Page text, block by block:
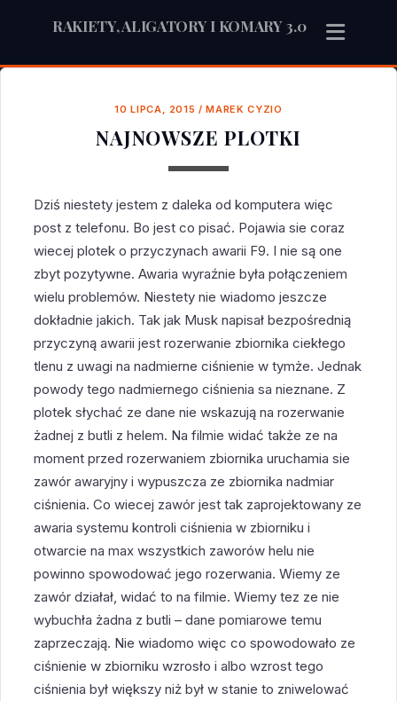
RAKIETY, ALIGATORY I KOMARY 3.0
10 LIPCA, 2015 /MAREK CYZIO
NAJNOWSZE PLOTKI
Dziś niestety jestem z daleka od komputera więc
post z telefonu. Bo jest co pisać. Pojawia sie coraz
wiecej plotek o przyczynach awarii F9. I nie są one
zbyt pozytywne. Awaria wyraźnie była połączeniem
wielu problemów. Niestety nie wiadomo jeszcze
dokładnie jakich. Tak jak Musk napisał bezpośrednią
przyczyną awarii jest rozerwanie zbiornika ciekłego
tlenu z uwagi na nadmierne ciśnienie w tymże. Jednak
powody tego nadmiernego ciśnienia sa nieznane. Z
plotek słychać ze dane nie wskazują na rozerwanie
żadnej z butli z helem. Na filmie widać także ze na
moment przed rozerwaniem zbiornika uruchamia sie
zawór awaryjny i wypuszcza ze zbiornika nadmiar
ciśnienia. Co wiecej zawór jest tak zaprojektowany ze
awaria systemu kontroli ciśnienia w zbiorniku i
otwarcie na max wszystkich zaworów helu nie
powinno spowodować jego rozerwania. Wiemy ze
zawór działał, widać to na filmie. Wiemy tez ze nie
wybuchła żadna z butli – dane pomiarowe temu
zaprzeczają. Nie wiadomo więc co spowodowało ze
ciśnienie w zbiorniku wzrosło i albo wzrost tego
ciśnienia był większy niż był w stanie to zniwelować